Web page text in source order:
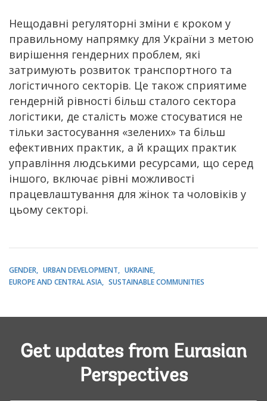
Нещодавні регуляторні зміни є кроком у
правильному напрямку для України з метою
вирішення гендерних проблем, які
затримують розвиток транспортного та
логістичного секторів. Це також сприятиме
гендерній рівності більш сталого сектора
логістики, де сталість може стосуватися не
тільки застосування «зелених» та більш
ефективних практик, а й кращих практик
управління людськими ресурсами, що серед
іншого, включає рівні можливості
працевлаштування для жінок та чоловіків у
цьому секторі.
GENDER URBAN DEVELOPMENT
UKRAINE
EUROPE AND CENTRAL ASIA
SUSTAINABLE COMMUNITIES
Get updates from Eurasian
Perspectives